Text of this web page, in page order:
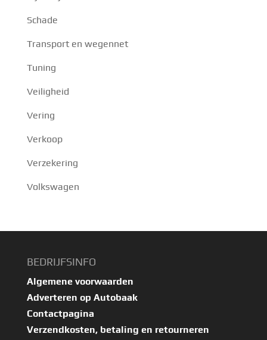
Schade
Transport en wegennet
Tuning
Veiligheid
Vering
Verkoop
Verzekering
Volkswagen
BEDRIJFSINFO
Algemene voorwaarden
Adverteren op Autobaak
Contactpagina
Verzendkosten, betaling en retourneren